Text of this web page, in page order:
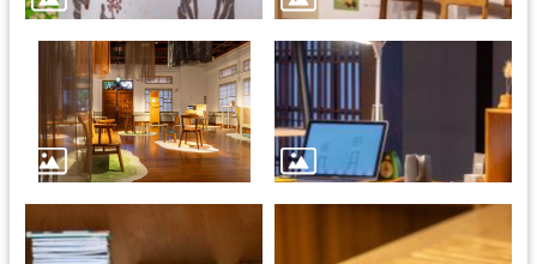
料